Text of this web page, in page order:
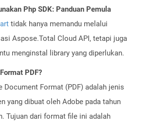
Php SDK: Panduan Pemula
tidak hanya memandu melalui
Aspose.Total Cloud API, tetapi juga
menginstal library yang diperlukan.
PDF?
Document Format (PDF) adalah jenis
yang dibuat oleh Adobe pada tahun
Tujuan dari format file ini adalah